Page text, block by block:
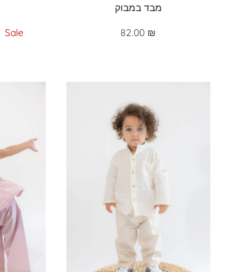
Sale
מבד במבוק
82.00 ₪